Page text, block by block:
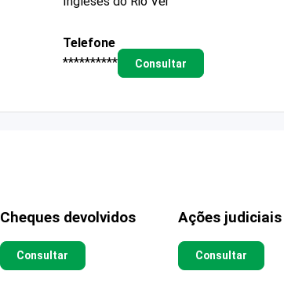
Telefone
**********
Consultar
Cheques devolvidos
Consultar
Ações judiciais
Consultar